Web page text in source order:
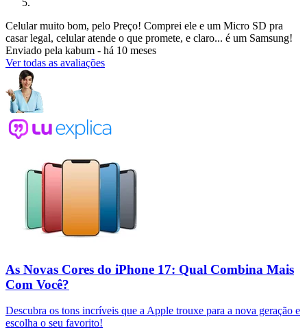
Celular muito bom, pelo Preço! Comprei ele e um Micro SD pra
casar legal, celular atende o que promete, e claro... é um Samsung!
Enviado pela kabum - há 10 meses
Ver todas as avaliações
As Novas Cores do iPhone 17: Qual Combina Mais
Com Você?
Descubra os tons incríveis que a Apple trouxe para a nova geração e
escolha o seu favorito!